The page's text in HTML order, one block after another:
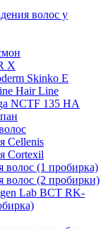
волос у
X
Skinko E
Hair Line
NCTF 135 HA
Cellenis
Cortexil
волос (1 пробирка)
волос (2 пробирки)
Lab BCT RK-